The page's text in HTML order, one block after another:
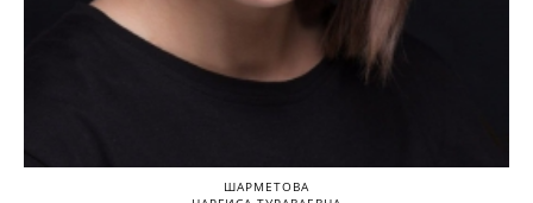
ШАРМЕТОВА